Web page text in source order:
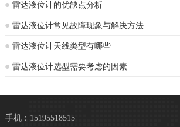
雷达液位计的优缺点分析
雷达液位计常见故障现象与解决方法
雷达液位计天线类型有哪些
雷达液位计选型需要考虑的因素
手机：15195518515